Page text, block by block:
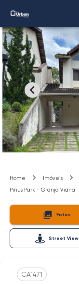
Home Imóveis
Pinus Park - Granja Viana
Fotos
Street View
CA1471